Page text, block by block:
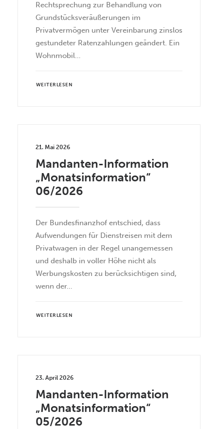
Rechtsprechung zur Behandlung von
Grundstücksveräußerungen im
Privatvermögen unter Vereinbarung zinslos
gestundeter Ratenzahlungen geändert. Ein
Wohnmobil…
WEITERLESEN
21. Mai 2026
Mandanten-Information
„Monatsinformation“
06/2026
Der Bundesfinanzhof entschied, dass
Aufwendungen für Dienstreisen mit dem
Privatwagen in der Regel unangemessen
und deshalb in voller Höhe nicht als
Werbungskosten zu berücksichtigen sind,
wenn der…
WEITERLESEN
23. April 2026
Mandanten-Information
„Monatsinformation“
05/2026